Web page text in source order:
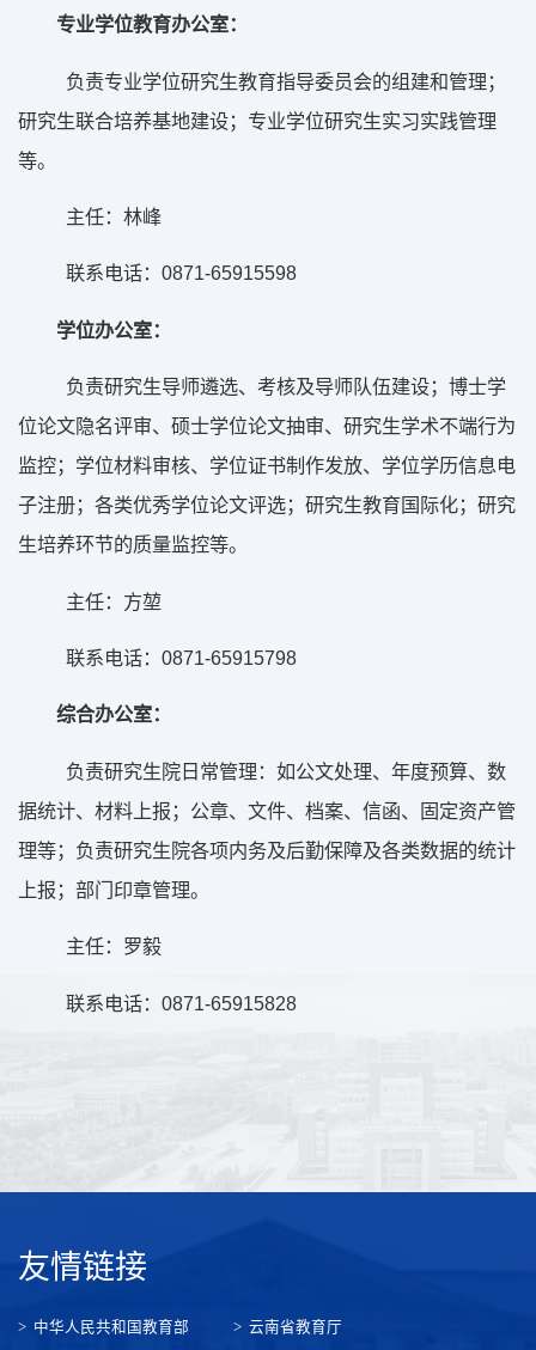
专业学位教育办公室：
负责专业学位研究生教育指导委员会的组建和管理；
研究生联合培养基地建设；专业学位研究生实习实践管理
等。
主任：林峰
联系电话： 0871-65915598
学位办公室：
负责研究生导师遴选、考核及导师队伍建设；博士学
位论文隐名评审、硕士学位论文抽审、研究生学术不端行为
监控；学位材料审核、学位证书制作发放、学位学历信息电
子注册；各类优秀学位论文评选；研究生教育国际化；研究
生培养环节的质量监控等。
主任：方堃
联系电话： 0871-65915798
综合办公室：
负责研究生院日常管理：如公文处理、年度预算、数
据统计、材料上报；公章、文件、档案、信函、固定资产管
理等；负责研究生院各项内务及后勤保障及各类数据的统计
上报；部门印章管理。
主任：罗毅
联系电话： 0871-65915828
友情链接
中华人民共和国教育部 云南省教育厅